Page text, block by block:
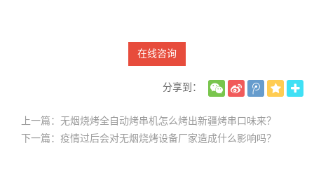
在线咨询
分享到：
上一篇：无烟烧烤全自动烤串机怎么烤出新疆烤串口味来？
下一篇：疫情过后会对无烟烧烤设备厂家造成什么影响吗？